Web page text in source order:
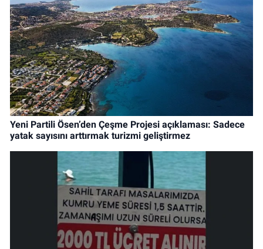
Yeni Partili Ösen’den Çeşme Projesi açıklaması: Sadece
yatak sayısını arttırmak turizmi geliştirmez